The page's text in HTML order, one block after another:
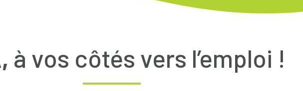
à vos côtés vers l’emploi !